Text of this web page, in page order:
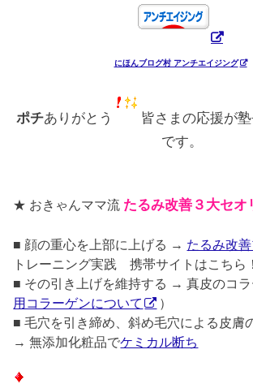
にほんブログ村 アンチエイジング
ポチありがとう
皆さまの応援が
です。
★ おきゃんママ流 たるみ改善３大セオ
■ 顔の重心を上部に上げる → たるみ改
トレーニング実践 携帯サイトはこちら！
■ その引き上げを維持する → 真皮のコ
用コラーゲンについて
）
■ 毛穴を引き締め、斜め毛穴による皮膚
→ 無添加化粧品でケミカル断ち